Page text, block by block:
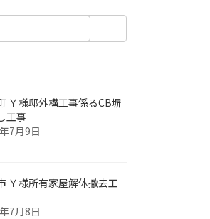
Ｙ様邸外構工事係るCB塀
工事
7月9日
Ｙ様所有家屋解体撤去工
7月8日